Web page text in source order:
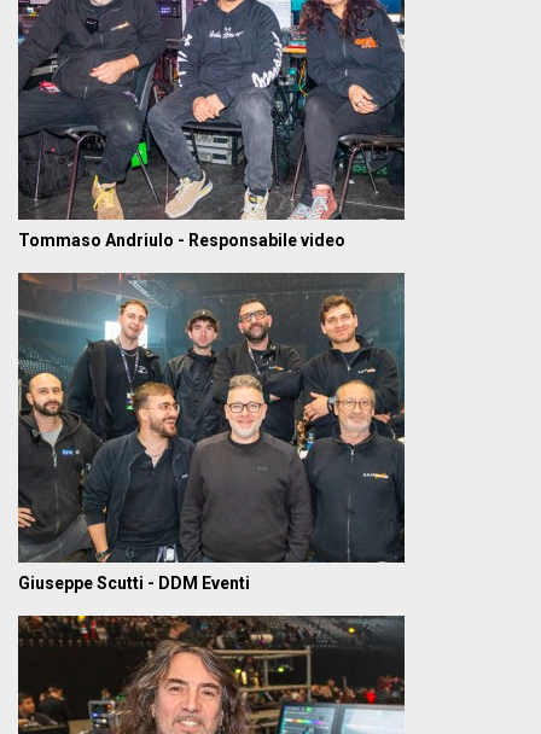
Tommaso Andriulo - Responsabile video
Giuseppe Scutti - DDM Eventi